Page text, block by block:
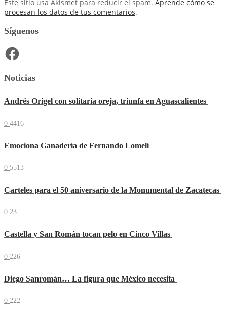
Este sitio usa Akismet para reducir el spam. Aprende cómo se
procesan los datos de tus comentarios.
Síguenos
Facebook
Noticias
Andrés Origel con solitaria oreja, triunfa en Aguascalientes
0 4416
Emociona Ganadería de Fernando Lomelí
0 5513
Carteles para el 50 aniversario de la Monumental de Zacatecas
0 23
Castella y San Román tocan pelo en Cinco Villas
0 226
Diego Sanromán… La figura que México necesita
0 222